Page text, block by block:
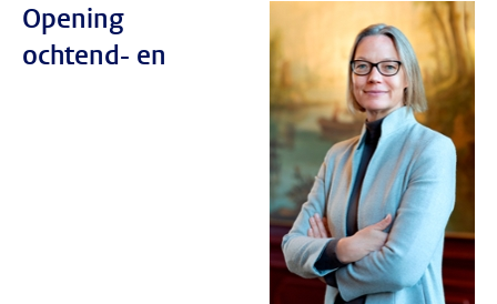
Opening
ochtend- en